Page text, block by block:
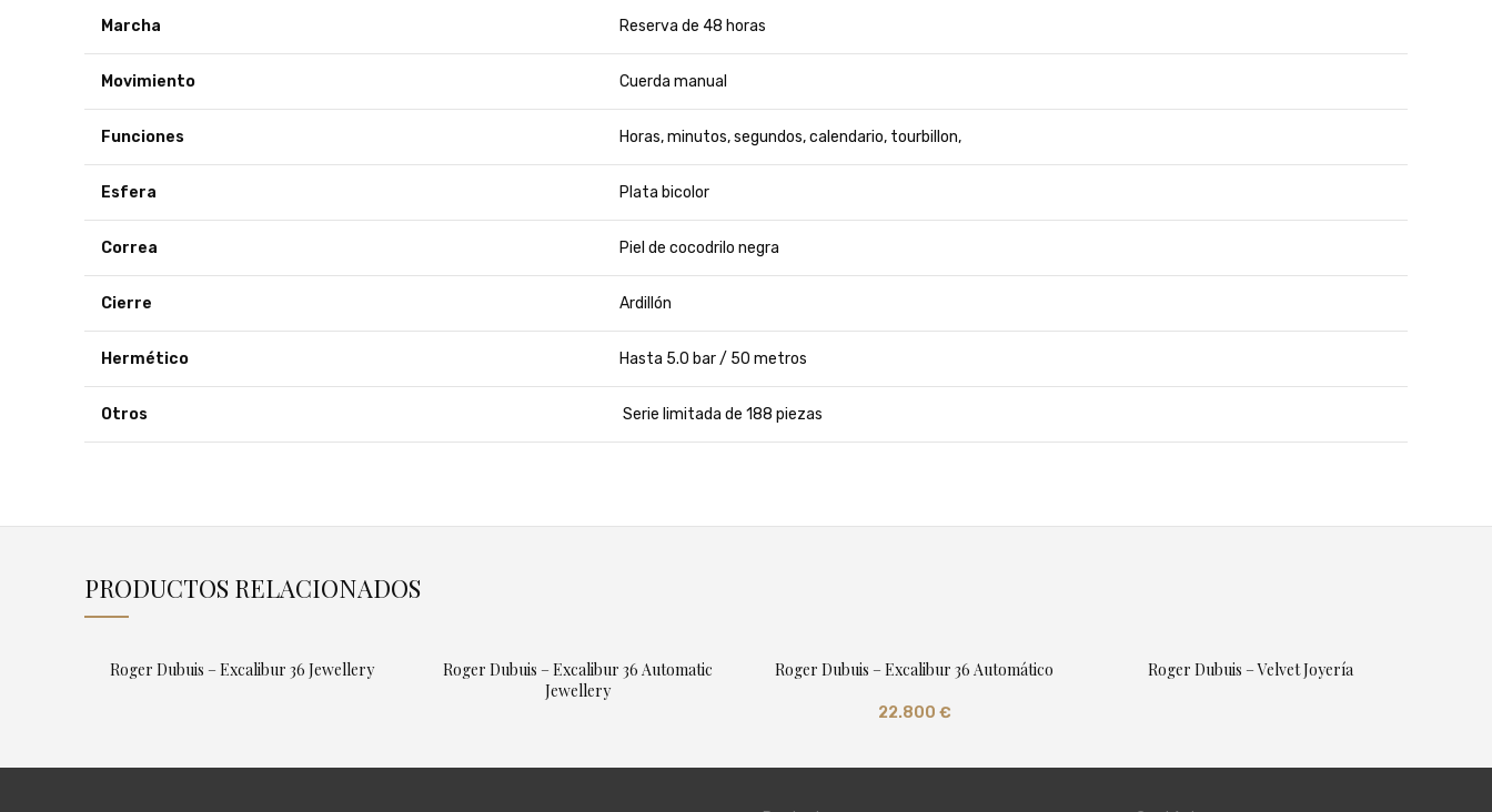
Marcha Reserva de 48 horas
Movimiento Cuerda manual
Funciones Horas, minutos, segundos, calendario, tourbillon,
Esfera Plata bicolor
Correa Piel de cocodrilo negra
Cierre Ardillón
Hermético Hasta 5.0 bar / 50 metros
Otros Serie limitada de 188 piezas
PRODUCTOS RELACIONADOS
Roger Dubuis – Excalibur 36 Jewellery
Roger Dubuis – Excalibur 36 Automatic
Jewellery
Roger Dubuis – Excalibur 36 Automático
22.800 €
Roger Dubuis – Velvet Joyería